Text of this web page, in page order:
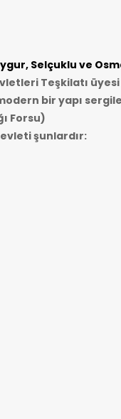
Selçuklu ve
Teşkilatı
bir yapı
Forsu)
şunlardır: